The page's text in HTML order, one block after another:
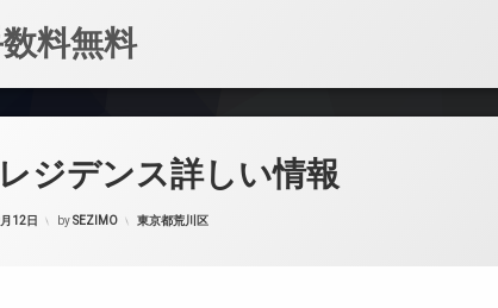
料無料
ジデンス詳しい情報
12日 bySEZIMO カテゴリー:
東京都荒川区